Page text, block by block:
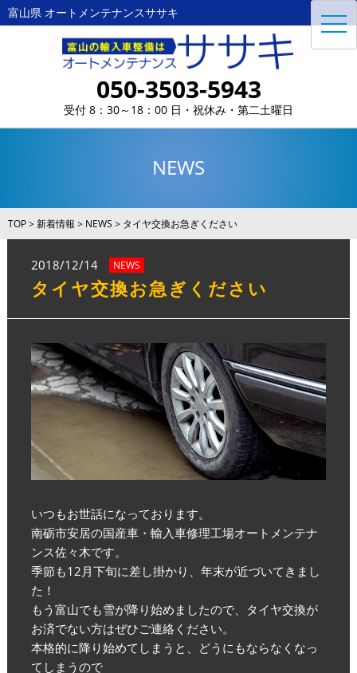
富山県 オートメンテナンスササキ
050-3503-5943
受付 8：30～18：00 日・祝休み・第二土曜日
NEWS
TOP>新着情報> NEWS > タイヤ交換お急ぎください
2018/12/14 NEWS
タイヤ交換お急ぎください
いつもお世話になっております。
南砺市安居の国産車・輸入車修理工場オートメンテナ
ンス佐々木です。
季節も12月下旬に差し掛かり、年末が近づいてきまし
た！
もう富山でも雪が降り始めましたので、タイヤ交換が
お済でない方はぜひご連絡ください。
本格的に降り始めてしまうと、どうにもならなくなっ
てしまうので